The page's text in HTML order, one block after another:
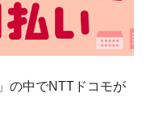
」の中でNTTドコモが